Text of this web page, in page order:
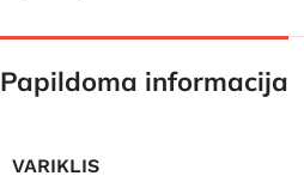
Papildoma informacija
VARIKLIS